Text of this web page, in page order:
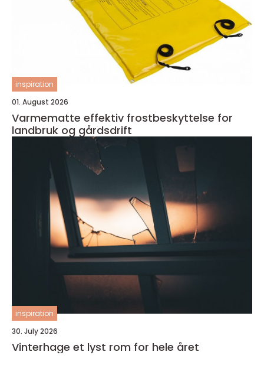
inspiration
01. August 2026
Varmematte effektiv frostbeskyttelse for
landbruk og gårdsdrift
inspiration
30. July 2026
Vinterhage et lyst rom for hele året